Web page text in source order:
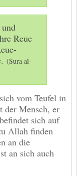
Reue
(Sura al-
vom Teufel in
der Mensch, er
sich auf
Allah finden
an die
an sich auch